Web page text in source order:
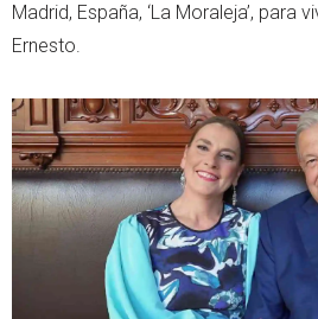
Madrid, España, ‘La Moraleja’, para
Ernesto.